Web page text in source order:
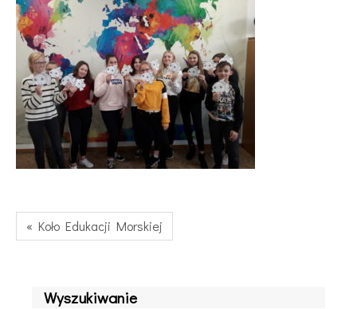
« Koło Edukacji Morskiej
Wyszukiwanie